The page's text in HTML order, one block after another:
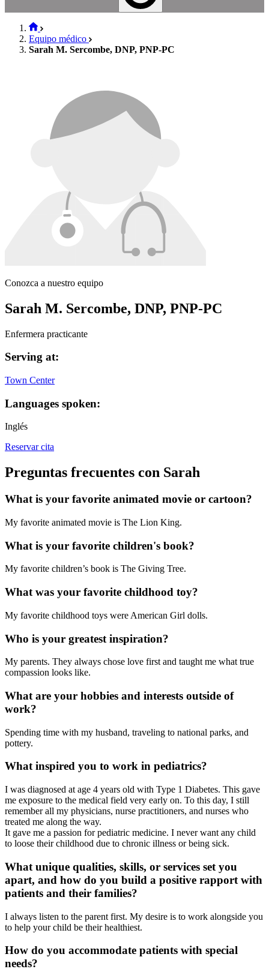
Equipo médico
Sarah M. Sercombe, DNP, PNP-PC
Conozca a nuestro equipo
Sarah M. Sercombe, DNP, PNP-PC
Enfermera practicante
Serving at:
Town Center
Languages spoken:
Inglés
Reservar cita
Preguntas frecuentes con Sarah
What is your favorite animated movie or cartoon?
My favorite animated movie is The Lion King.
What is your favorite children's book?
My favorite children’s book is The Giving Tree.
What was your favorite childhood toy?
My favorite childhood toys were American Girl dolls.
Who is your greatest inspiration?
My parents. They always chose love first and taught me what true
compassion looks like.
What are your hobbies and interests outside of
work?
Spending time with my husband, traveling to national parks, and
pottery.
What inspired you to work in pediatrics?
I was diagnosed at age 4 years old with Type 1 Diabetes. This gave
me exposure to the medical field very early on. To this day, I still
remember all my physicians, nurse practitioners, and nurses who
treated me along the way.
It gave me a passion for pediatric medicine. I never want any child
to loose their childhood due to chronic illness or being sick.
What unique qualities, skills, or services set you
apart, and how do you build a positive rapport with
patients and their families?
I always listen to the parent first. My desire is to work alongside you
to help your child be their healthiest.
How do you accommodate patients with special
needs?